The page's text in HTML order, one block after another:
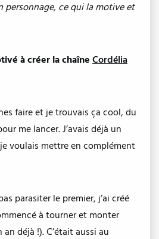
personnage, ce qui la motive et
à créer la chaîne Cordélia
faire et je trouvais ça cool, du
me lancer. J’avais déjà un
voulais mettre en complément
parasiter le premier, j’ai créé
à tourner et monter
déjà !). C’était aussi au